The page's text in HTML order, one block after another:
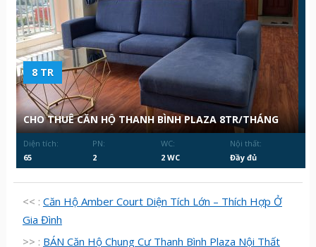
8 TR
CHO THUÊ CĂN HỘ THANH BÌNH PLAZA 8TR/THÁNG
Diện tích:
65
PN:
2
WC:
2 WC
Nội thất:
Đầy đủ
<< : Căn Hộ Amber Court Diện Tích Lớn – Thích Hợp Ở
Gia Đình
>> : BÁN Căn Hộ Chung Cư Thanh Bình Plaza Nội Thất